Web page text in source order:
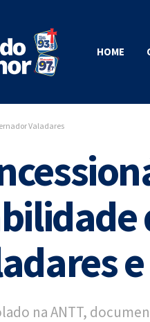
HOME
Valadares
na ANTT,